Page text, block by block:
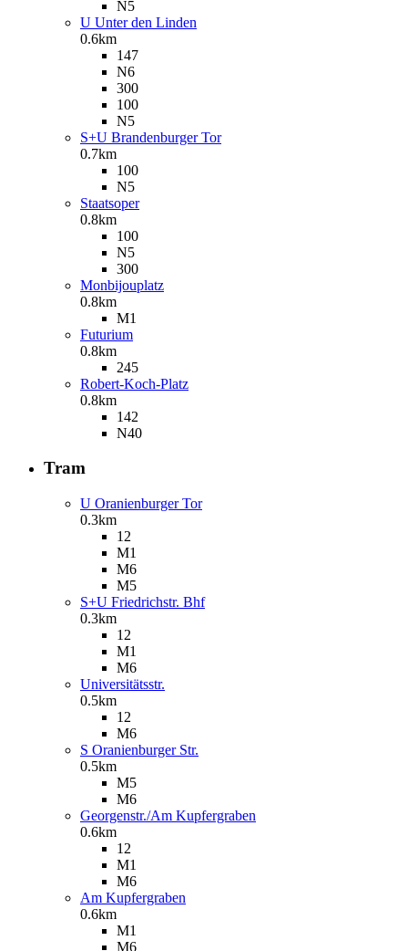
N5
U Unter den Linden
0.6km
147
N6
300
100
N5
S+U Brandenburger Tor
0.7km
100
N5
Staatsoper
0.8km
100
N5
300
Monbijouplatz
0.8km
M1
Futurium
0.8km
245
Robert-Koch-Platz
0.8km
142
N40
Tram
U Oranienburger Tor
0.3km
12
M1
M6
M5
S+U Friedrichstr. Bhf
0.3km
12
M1
M6
Universitätsstr.
0.5km
12
M6
S Oranienburger Str.
0.5km
M5
M6
Georgenstr./Am Kupfergraben
0.6km
12
M1
M6
Am Kupfergraben
0.6km
M1
M6